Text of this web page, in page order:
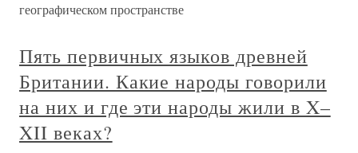
географическом пространстве
Пять первичных языков древней
Британии. Какие народы говорили
на них и где эти народы жили в X–
XII веках?